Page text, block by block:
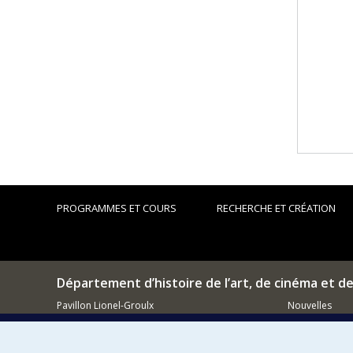
PROGRAMMES ET COURS RECHERCHE ET CRÉATION
Département d’histoire de l’art, de cinéma et
Pavillon Lionel-Groulx
3150, rue Jean-Brillant
Nouvelles